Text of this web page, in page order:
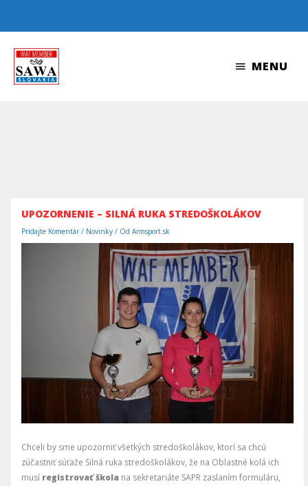
MENU
UPOZORNENIE – SILNÁ RUKA STREDOŠKOLÁKOV
Pridajte Komentár / Novinky / Od Armsport.sk
Chceli by sme upozorniť všetkých stredoškolákov, ktorí sa chcú
zúčastniť súťaže Silná ruka stredoškolákov, že na Oblastné kolá ich
musí registrovať škola na sekretariáte SAPR zaslaním formuláru,